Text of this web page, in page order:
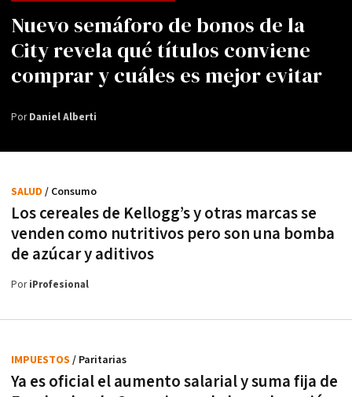
Nuevo semáforo de bonos de la
City revela qué títulos conviene
comprar y cuáles es mejor evitar
PorDaniel Alberti
Los cereales de Kellogg’s y otras marcas se
venden como nutritivos pero son una bomba
de azúcar y aditivos
SALUD / Consumo
PoriProfesional
Ya es oficial el aumento salarial y suma fija de
IMPUESTOS / Paritarias